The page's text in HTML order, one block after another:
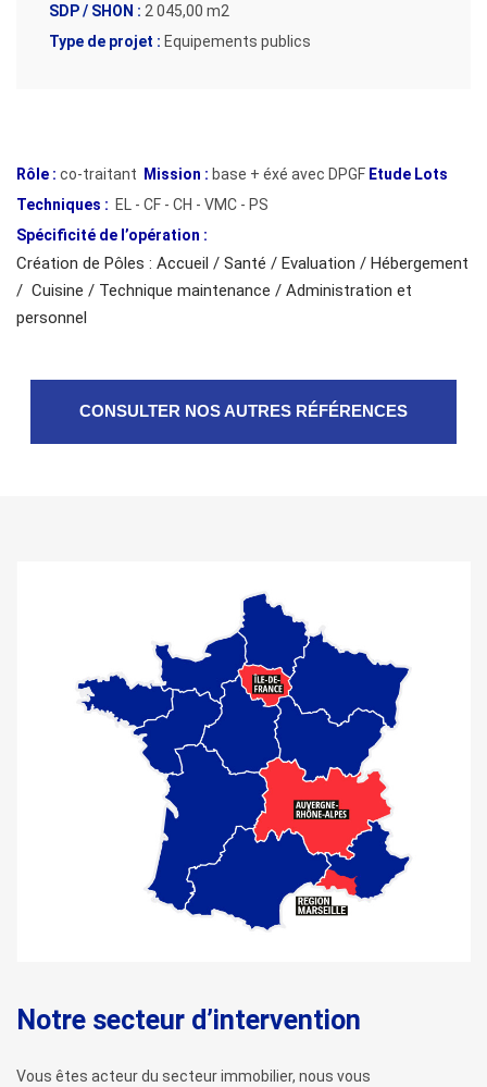
SDP / SHON : 2 045,00 m2
Type de projet : Equipements publics
Rôle : co-traitant Mission : base + éxé avec DPGF Etude Lots
Techniques : EL - CF - CH - VMC - PS
Spécificité de l’opération :
Création de Pôles : Accueil / Santé / Evaluation / Hébergement
/ Cuisine / Technique maintenance / Administration et
personnel
CONSULTER NOS AUTRES RÉFÉRENCES
Notre secteur d’intervention
Vous êtes acteur du secteur immobilier, nous vous